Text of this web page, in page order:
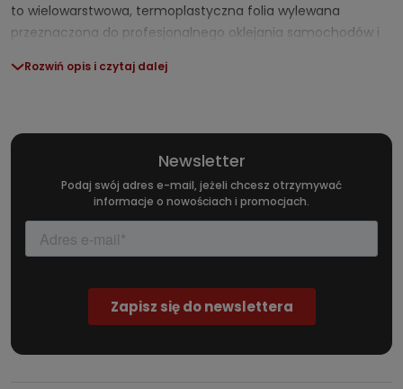
to wielowarstwowa, termoplastyczna folia wylewana
przeznaczona do profesjonalnego oklejania samochodów i
szczotkowanego czarnego metalu, wysoką trwałością oraz
efektownego tuningu pojazdów, przez akcenty designerskie,
po dekorację elementów wyposażenia wnętrz.
Rozwiń opis i czytaj dalej
Newsletter
Podaj swój adres e-mail, jeżeli chcesz otrzymywać
informacje o nowościach i promocjach.